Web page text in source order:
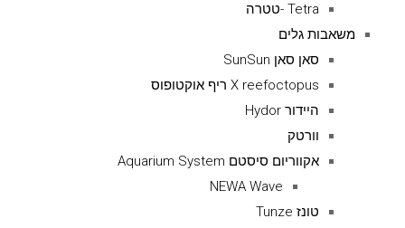
Tetra -טטרה
משאבות גלים
סאן סאן SunSun
X reefoctopus ריף אוקטופוס
היידור Hydor
וורטק
אקווריום סיסטם Aquarium System
NEWA Wave
טונז Tunze